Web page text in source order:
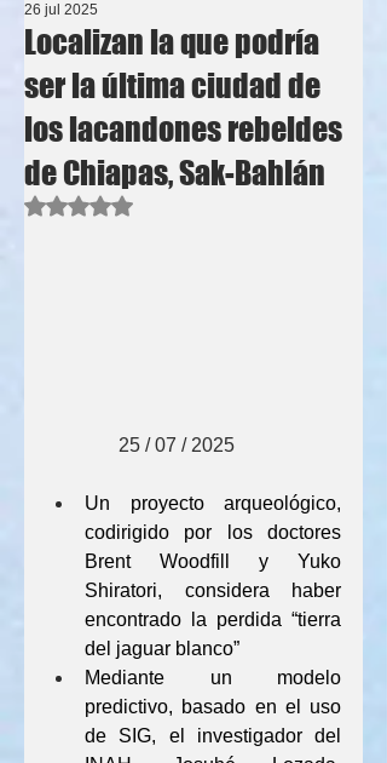
Localizan la que podría
ser la última ciudad de
los lacandones rebeldes
de Chiapas, Sak-Bahlán
26 jul 2025
Obtuvo NaN de 5 estrellas.
               25 / 07 / 2025
Un proyecto arqueológico,
codirigido por los doctores
Brent Woodfill y Yuko
Shiratori, considera haber
encontrado la perdida “tierra
del jaguar blanco”
Mediante un modelo
predictivo, basado en el uso
de SIG, el investigador del